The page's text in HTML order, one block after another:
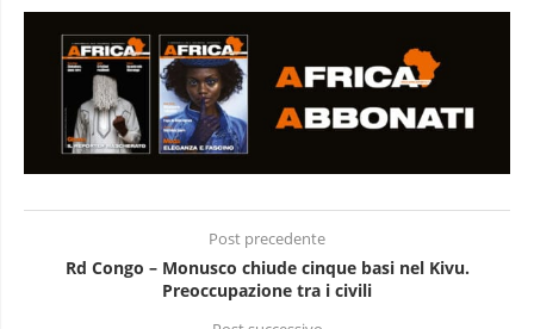
Post precedente
Rd Congo – Monusco chiude cinque basi nel Kivu.
Preoccupazione tra i civili